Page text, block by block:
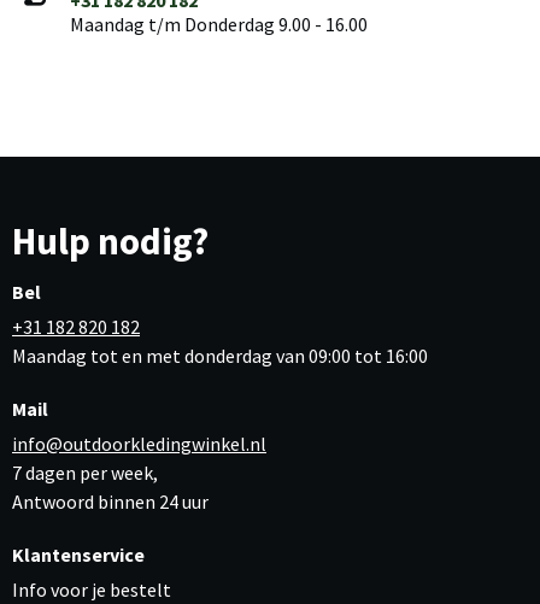
Maandag t/m Donderdag 9.00 - 16.00
Hulp nodig?
Bel
+31 182 820 182
Maandag tot en met donderdag van 09:00 tot 16:00
Mail
info@outdoorkledingwinkel.nl
7 dagen per week,
Antwoord binnen 24 uur
Klantenservice
Info voor je bestelt